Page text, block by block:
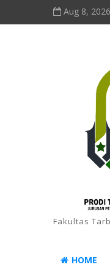
Aug 8, 2026
Fakultas
HOME